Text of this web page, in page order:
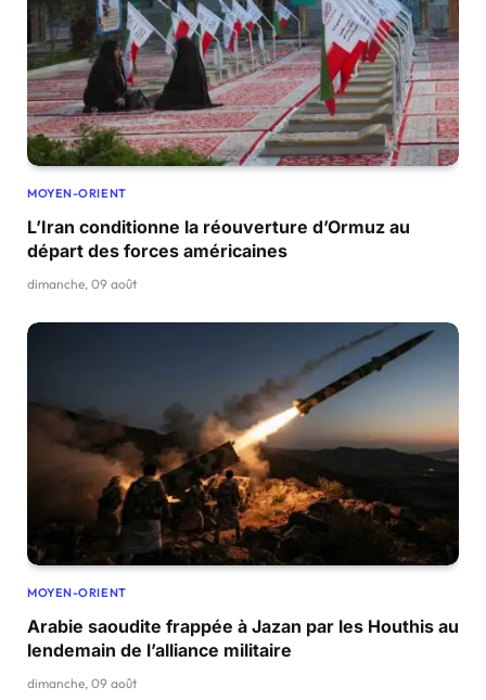
MOYEN-ORIENT
L’Iran conditionne la réouverture d’Ormuz au
départ des forces américaines
dimanche, 09 août
MOYEN-ORIENT
Arabie saoudite frappée à Jazan par les Houthis au
lendemain de l’alliance militaire
dimanche, 09 août